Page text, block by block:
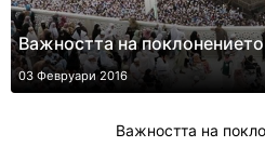
Важността на
03 Февруари 2016
Важността на